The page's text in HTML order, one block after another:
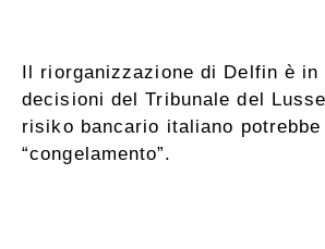
Il riorganizzazione di Delfin è in
decisioni del Tribunale del
risiko bancario italiano
“congelamento”.